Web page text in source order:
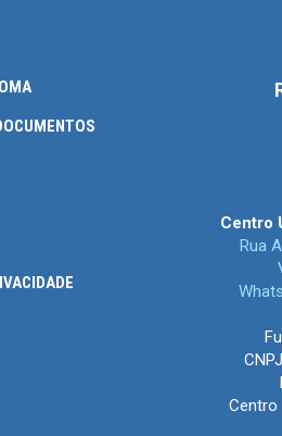
Centro
Rua
Centro